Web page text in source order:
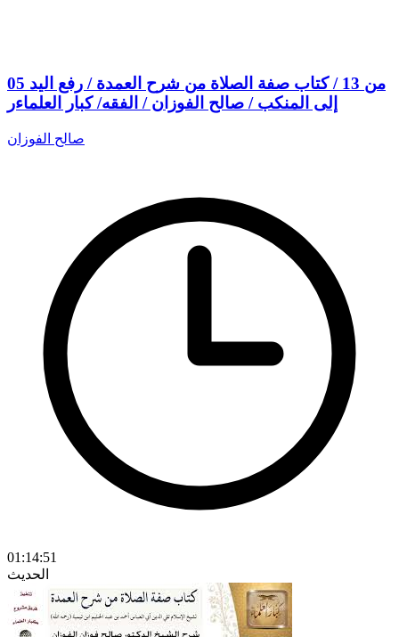
05 من 13 / كتاب صفة الصلاة من شرح العمدة / رفع اليد
إلى المنكب / صالح الفوزان / الفقه/ كبار العلماءر
صالح الفوزان
01:14:51
الحديث